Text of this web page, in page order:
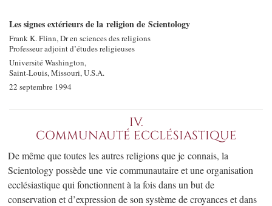
Les signes extérieurs de la religion de Scientology
Frank K. Flinn, Dr en sciences des religions
Professeur adjoint d’études religieuses
Université Washington,
Saint-Louis, Missouri, U.S.A.
22 septembre 1994
IV.
COMMUNAUTÉ ECCLÉSIASTIQUE
De même que toutes les autres religions que je connais, la
Scientology possède une vie communautaire et une organisation
ecclésiastique qui fonctionnent à la fois dans un but de
conservation et d’expression de son système de croyances et dans